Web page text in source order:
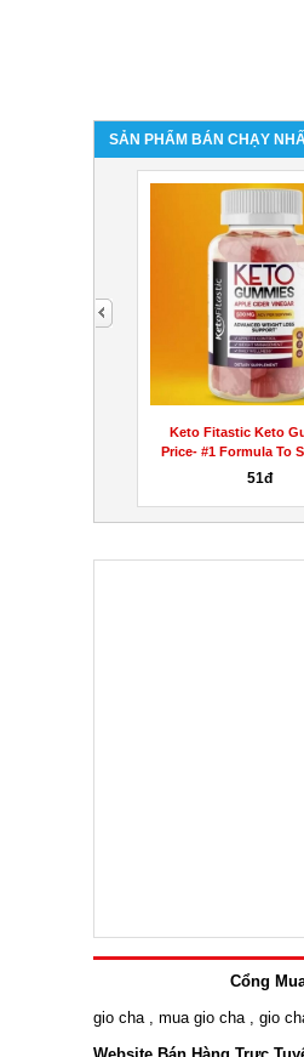
SẢN PHẨM BÁN CHẠY
Keto Fitastic Keto
Price- #1 Formula To
51đ
Cổng
gio cha
mua gio cha
gio